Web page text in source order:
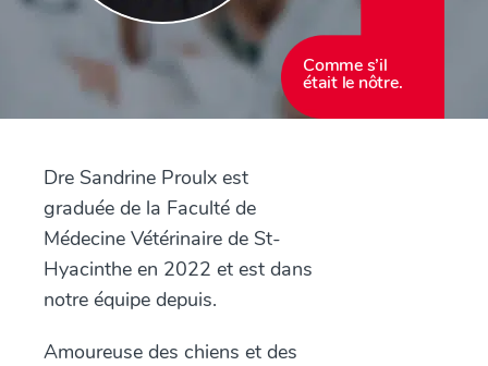
Comme s’il
était le nôtre.
Dre Sandrine Proulx est
graduée de la Faculté de
Médecine Vétérinaire de St-
Hyacinthe en 2022 et est dans
notre équipe depuis.
Amoureuse des chiens et des